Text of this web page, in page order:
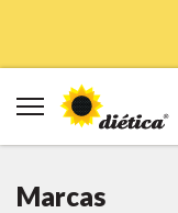
Marcas